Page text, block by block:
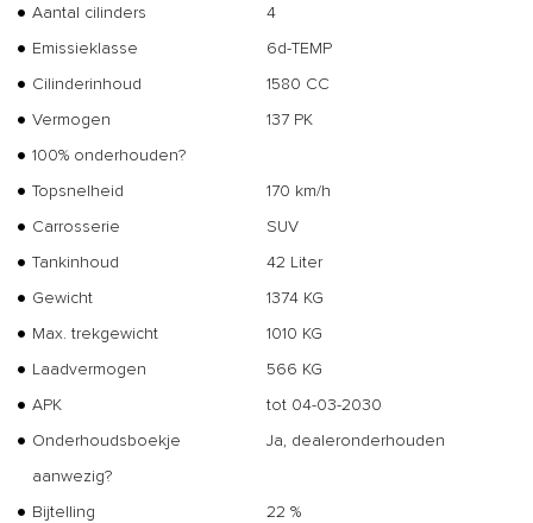
Aantal cilinders
4
Emissieklasse
6d-TEMP
Cilinderinhoud
1580 CC
Vermogen
137 PK
100% onderhouden?
Topsnelheid
170 km/h
Carrosserie
SUV
Tankinhoud
42 Liter
Gewicht
1374 KG
Max. trekgewicht
1010 KG
Laadvermogen
566 KG
APK
tot 04-03-2030
Onderhoudsboekje
aanwezig?
Ja, dealeronderhouden
Bijtelling
22 %